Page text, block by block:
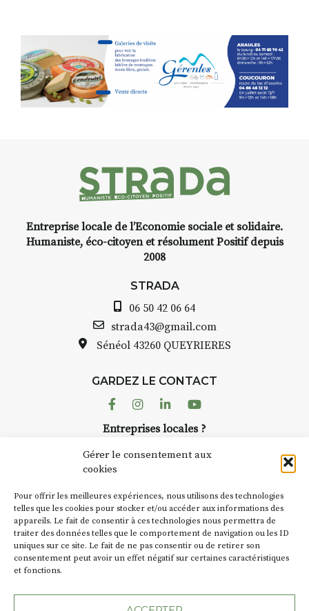
Gérer le consentement aux
cookies
Pour offrir les meilleures expériences, nous utilisons des technologies
telles que les cookies pour stocker et/ou accéder aux informations des
appareils. Le fait de consentir à ces technologies nous permettra de
traiter des données telles que le comportement de navigation ou les ID
uniques sur ce site. Le fait de ne pas consentir ou de retirer son
consentement peut avoir un effet négatif sur certaines caractéristiques
et fonctions.
foutraques du lieu (on ne spoile
pas). Quant à
l’installation.Cochon Charbon,
elle joue
avec les.variations.de.couleurs.
d’Auzon, cette expo-
installation temporaire vous
livre une raison de plus d’aller
faire un tour dans la cité
médiévale du Brivadois cet été.
INTERVIEW
STRADA Bernard Turle, vous
Auzon…
Bernard TURLE Le Fumoir n’est
pas une galerie permanente.
Chaque année, le 1er dimanche
d’août, l’association
artisans investissent les rues, les
caves, les granges d’Auzon. Le
Fumoir est l’un de ces espaces
temporaires d’accueil de la
culture. Il s’associe également à
exemple, l’installation
Entreprise locale de l’Economie sociale et solidaire.
Humaniste, éco-citoyen et résolument Positif depuis
2008
STRADA
06 50 42 06 64
strada43@gmail.com
Sénéol 43260 QUEYRIERES
GARDEZ LE CONTACT
FacebookInstagram
LinkedinYoutube
Entreprises locales ?
Suivez toute l'actu de Strada